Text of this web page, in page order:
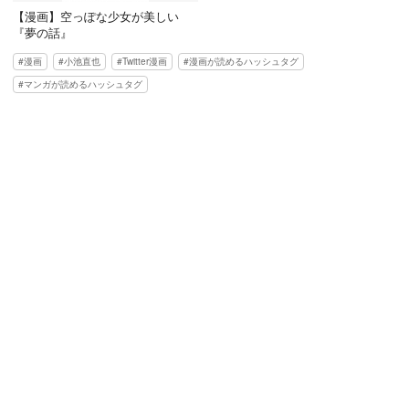
【漫画】空っぽな少女が美しい
『夢の話』
漫画 小池直也 Twitter漫画
漫画が読めるハッシュタグ
マンガが読めるハッシュタグ